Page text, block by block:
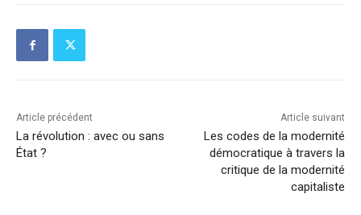
Article précédent
La révolution : avec ou sans
État ?
Article suivant
Les codes de la modernité
démocratique à travers la
critique de la modernité
capitaliste